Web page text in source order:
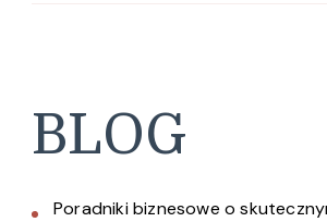
BLOG
Poradniki biznesowe o